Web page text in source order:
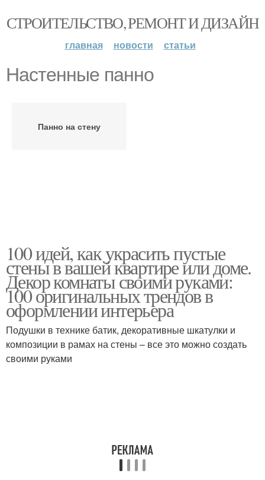
СТРОИТЕЛЬСТВО, РЕМОНТ И ДИЗАЙН
главная новости статьи
Настенные панно
Панно на стену
100 идей, как украсить пустые
стены в вашей квартире или доме.
Декор комнаты своими руками:
100 оригинальных трендов в
оформлении интерьера
Подушки в технике батик, декоративные шкатулки и
композиции в рамах на стены – все это можно создать
своими руками